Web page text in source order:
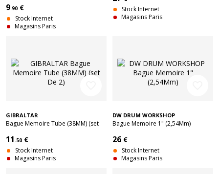
9.90 €
Stock Internet
Magasins Paris
Stock Internet
Magasins Paris
GIBRALTAR
Bague Memoire Tube (38MM) (set
11 .50 €
Stock Internet
Magasins Paris
DW DRUM WORKSHOP
Bague Memoire 1" (2,54Mm)
26 €
Stock Internet
Magasins Paris